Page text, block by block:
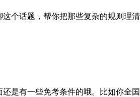
个话题，帮你把那些复杂的规则理
有一些免考条件的哦。比如你全